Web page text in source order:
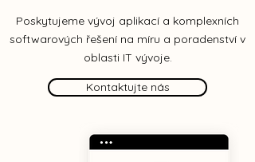
Poskytujeme vývoj aplikací a komplexních
softwarových řešení na míru a poradenství v
oblasti IT vývoje.
Kontaktujte nás